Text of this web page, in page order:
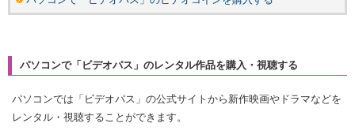
パソコンで「ビデオパス」のレンタル作品を購入・視聴する
パソコンでは「ビデオパス」の公式サイトから新作映画やドラマなどを
レンタル・視聴することができます。